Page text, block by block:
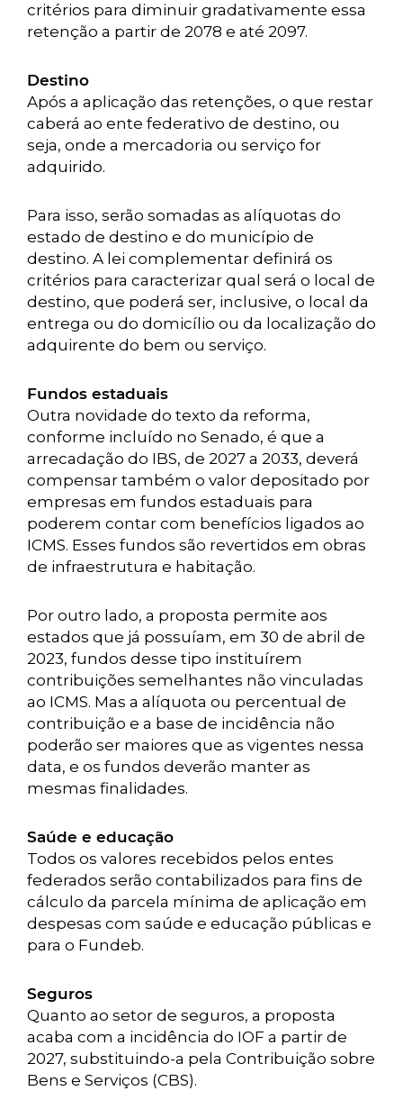
critérios para diminuir gradativamente essa
retenção a partir de 2078 e até 2097.
Destino
Após a aplicação das retenções, o que restar
caberá ao ente federativo de destino, ou
seja, onde a mercadoria ou serviço for
adquirido.
Para isso, serão somadas as alíquotas do
estado de destino e do município de
destino. A lei complementar definirá os
critérios para caracterizar qual será o local de
destino, que poderá ser, inclusive, o local da
entrega ou do domicílio ou da localização do
adquirente do bem ou serviço.
Fundos estaduais
Outra novidade do texto da reforma,
conforme incluído no Senado, é que a
arrecadação do IBS, de 2027 a 2033, deverá
compensar também o valor depositado por
empresas em fundos estaduais para
poderem contar com benefícios ligados ao
ICMS. Esses fundos são revertidos em obras
de infraestrutura e habitação.
Por outro lado, a proposta permite aos
estados que já possuíam, em 30 de abril de
2023, fundos desse tipo instituírem
contribuições semelhantes não vinculadas
ao ICMS. Mas a alíquota ou percentual de
contribuição e a base de incidência não
poderão ser maiores que as vigentes nessa
data, e os fundos deverão manter as
mesmas finalidades.
Saúde e educação
Todos os valores recebidos pelos entes
federados serão contabilizados para fins de
cálculo da parcela mínima de aplicação em
despesas com saúde e educação públicas e
para o Fundeb.
Seguros
Quanto ao setor de seguros, a proposta
acaba com a incidência do IOF a partir de
2027, substituindo-a pela Contribuição sobre
Bens e Serviços (CBS).